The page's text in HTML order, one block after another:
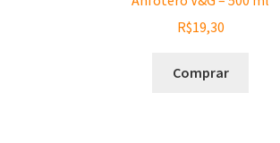
R$19,30
Comprar